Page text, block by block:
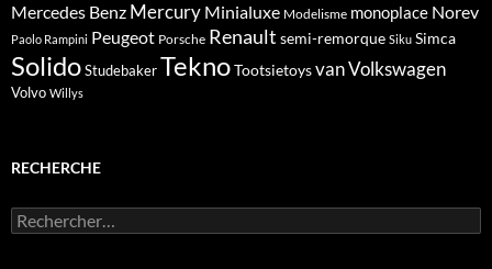
Mercedes Benz Mercury Minialuxe Modelisme monoplace Norev
Paolo Rampini Peugeot Porsche Renault semi-remorque Siku Simca
SolidoStudebakerTeknoTootsietoysvanVolkswagen
Volvo Willys
RECHERCHE
Rechercher :